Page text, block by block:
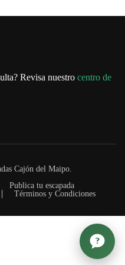
Revisa nuestro centro de
Cajón del Maipo.
Publica tu escapada
Términos y Condiciones